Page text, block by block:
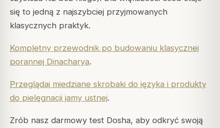
się to jedną z najszybciej przyjmowanych
klasycznych praktyk.
Kompletny przewodnik po budowaniu klasycznej
porannej Dinacharya.
Przeglądaj miedziane skrobaki do języka i produkty
do pielęgnacji jamy ustnej.
Zrób nasz darmowy test Dosha, aby odkryć swoją